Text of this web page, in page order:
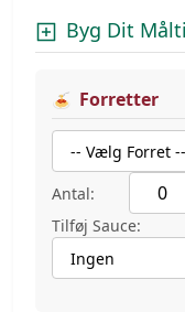
Byg Dit
Forretter
Antal:
Tilføj Sauce: